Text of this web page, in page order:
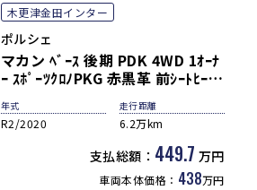
木更津金田インター
ポルシェ
マカン ﾍﾞｰｽ 後期 PDK 4WD 1ｵｰﾅ
ｰ ｽﾎﾟｰﾂｸﾛﾉPKG 赤黒革 前ｼｰﾄﾋｰﾀｰ
3ｿﾞｰﾝｴｱｺﾝ 全周囲 Bｶﾒﾗ PCMﾅﾋﾞ
PAS ACC LKA 14WAYｼｰﾄﾒﾓﾘｰ付
ｽﾎﾟｰﾂﾃｰﾙﾊﾟｲﾌﾟ ﾎﾟﾙｼｪｸﾚｽﾄｴﾝﾎﾞｽ
AppleCarPlay 電動ﾃｰﾙｹﾞｰﾄ 純正
年式
R2/2020
走行距離
6.2万km
支払総額： 449.7 万円
車両本体価格： 438万円